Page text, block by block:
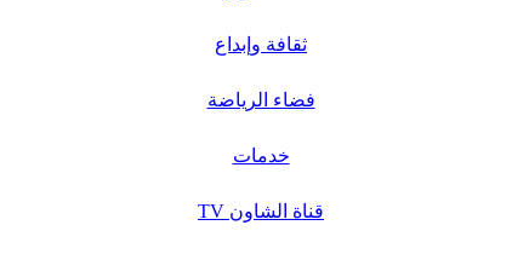
ثقافة وإبداع
فضاء الرياضة
خدمات
قناة الشاون TV